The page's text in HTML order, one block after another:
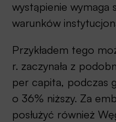
wystąpienie wymaga
warunków
Przykładem tego
r. zaczynała z
per capita, podczas
o 36% niższy. Za
posłużyć również